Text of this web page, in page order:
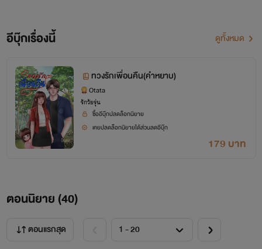
อีบุ๊กเรื่องนี้ ดูทั้งหมด
ทวงรักเพื่อนคืน(คำหยาบ)
Otata
รักวัยรุ่น
ซื้ออีบุ๊กปลดล็อกนิยาย
เคยปลดล็อกนิยายได้ส่วนลดอีบุ๊ก
179 บาท
ตอนนิยาย (40)
ตอนแรกสุด